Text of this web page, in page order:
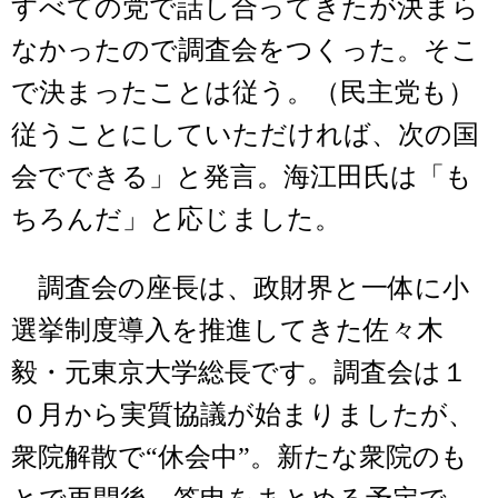
すべての党で話し合ってきたが決まら
なかったので調査会をつくった。そこ
で決まったことは従う。（民主党も）
従うことにしていただければ、次の国
会でできる」と発言。海江田氏は「も
ちろんだ」と応じました。
調査会の座長は、政財界と一体に小
選挙制度導入を推進してきた佐々木
毅・元東京大学総長です。調査会は１
０月から実質協議が始まりましたが、
衆院解散で“休会中”。新たな衆院のも